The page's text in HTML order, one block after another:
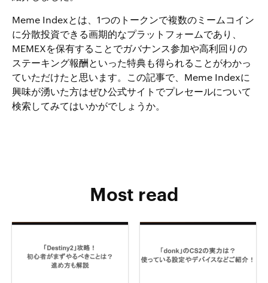
Meme Indexとは、1つのトークンで複数のミームコイン
に分散投資できる画期的なプラットフォームであり、
MEMEXを保有することでガバナンス参加や高利回りの
ステーキング報酬といった特典も得られることがわかっ
ていただけたと思います。この記事で、Meme Indexに
興味が湧いた方はぜひ公式サイトでプレセールについて
検索してみてはいかがでしょうか。
Most read